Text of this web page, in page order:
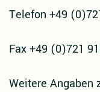
Telefon +49
Fax +49 (0)721
Weitere Angaben